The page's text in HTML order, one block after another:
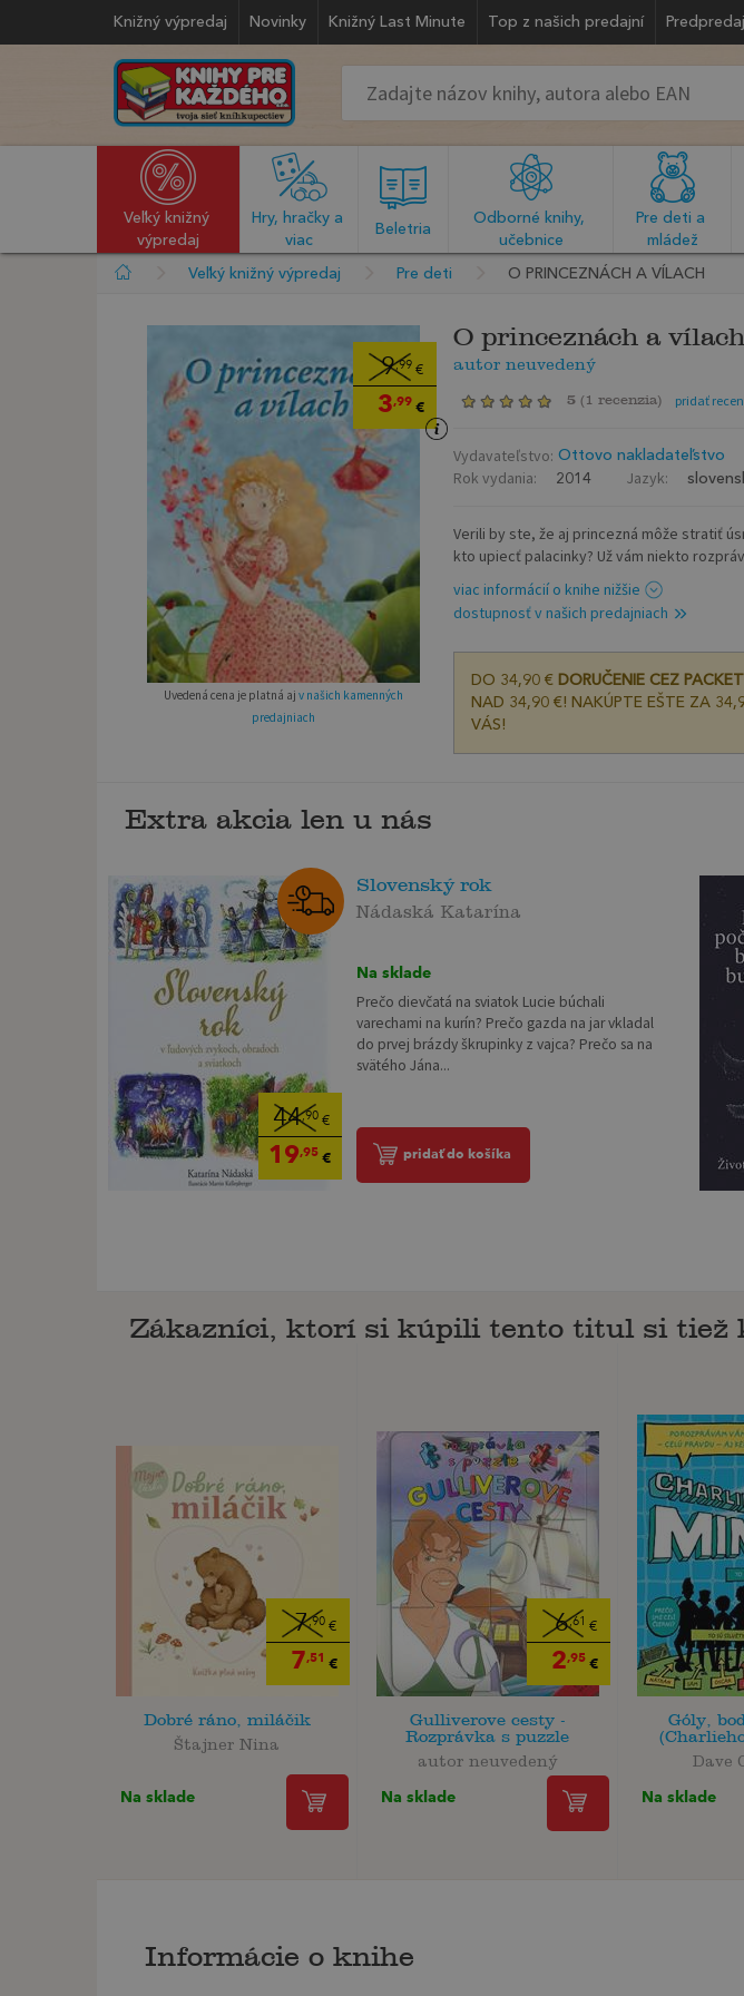
Knižný výpredaj Novinky Knižný Last Minute Top z našich predajní Predpredaj
Veľký knižný
výpredaj
Hry, hračky a
viac
Beletria
Odborné knihy,
učebnice
Pre deti a
mládež
Veľký knižný výpredaj Pre deti O PRINCEZNÁCH A VÍLACH
9,99 €
3,99 €
Uvedená cena je platná aj v našich kamenných
predajniach
O princeznách a vílach
autor neuvedený
5 ( 1 recenzia) pridať
Vydavateľstvo: Ottovo nakladateľstvo
Rok vydania: 2014 Jazyk:
Verili by ste, že aj princezná môže stratiť
kto upiecť palacinky? Už vám niekto
viac informácií o knihe nižšie
dostupnosť v našich predajniach
DO 34,90 € DORUČENIE CEZ
NAD 34,90 €! NAKÚPTE EŠTE ZA
VÁS!
Extra akcia len u nás
44,90€
19,95€
Slovenský rok
Nádaská Katarína
Na sklade
Prečo dievčatá na sviatok Lucie búchali
varechami na kurín? Prečo gazda na jar vkladal
do prvej brázdy škrupinky z vajca? Prečo sa na
svätého Jána...
pridať do košíka
Zákazníci, ktorí si kúpili tento titul si tiež
7,90 €
7,51 €
Dobré ráno, miláčik
Štajner Nina
Na sklade
6,61 €
2,95 €
Gulliverove cesty -
Rozprávka s puzzle
autor neuvedený
Na sklade
Góly,
Dave
Na sklade
Informácie o knihe